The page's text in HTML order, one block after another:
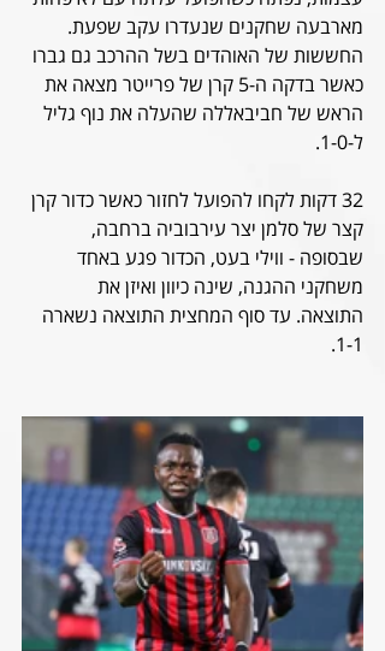
מארבעה שחקנים שנעדרו עקב שפעת.
החששות של האוהדים בשל ההרכב גם גברו
כאשר בדקה ה-5 קרן של פרייטר מצאה את
הראש של חביבאללה שהעלה את נוף גליל
ל-1-0.
32 דקות לקחו להפועל לחזור כאשר כדור קרן
קצר של סלמן יצר עירבוביה ברחבה,
שבסופה - ווילי בעט, הכדור פגע באחד
משחקני ההגנה, שינה כיוון ואיזן את
התוצאה. עד סוף המחצית התוצאה נשארה
1-1.